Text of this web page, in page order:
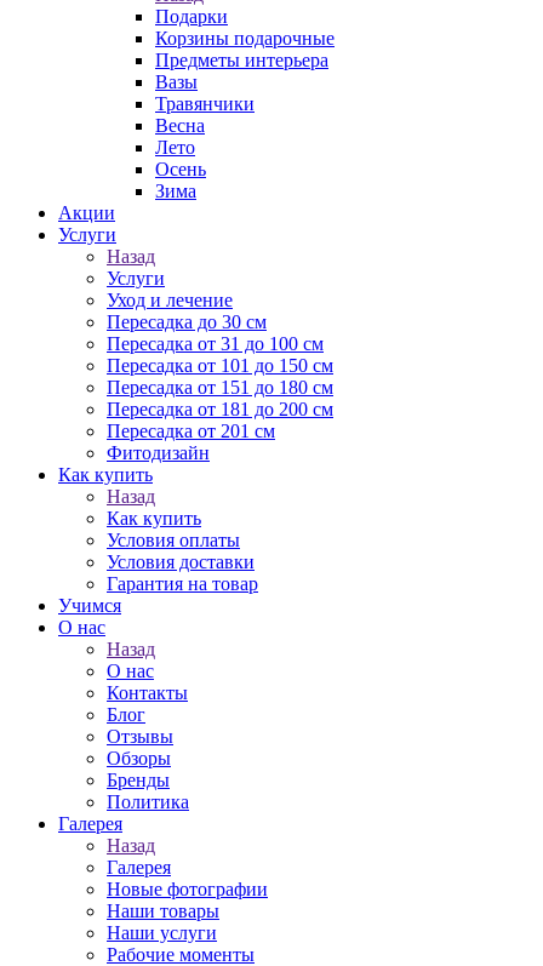
Подарки
Корзины подарочные
Предметы интерьера
Вазы
Травянчики
Весна
Лето
Осень
Зима
Акции
Услуги
Назад
Услуги
Уход и лечение
Пересадка до 30 см
Пересадка от 31 до 100 см
Пересадка от 101 до 150 см
Пересадка от 151 до 180 см
Пересадка от 181 до 200 см
Пересадка от 201 см
Фитодизайн
Как купить
Назад
Как купить
Условия оплаты
Условия доставки
Гарантия на товар
Учимся
О нас
Назад
О нас
Контакты
Блог
Отзывы
Обзоры
Бренды
Политика
Галерея
Назад
Галерея
Новые фотографии
Наши товары
Наши услуги
Рабочие моменты